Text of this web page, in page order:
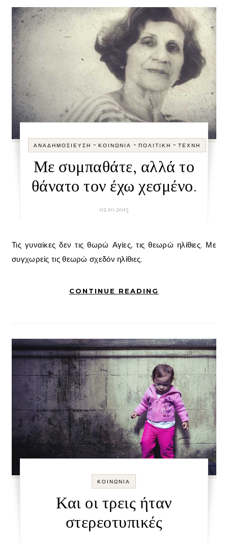
ΑΝΑΔΗΜΟΣΊΕΥΣΗ -ΚΟΙΝΩΝΊΑ -ΠΟΛΙΤΙΚΉ -ΤΈΧΝΗ
Με συμπαθάτε, αλλά το
θάνατο τον έχω χεσμένο.
02.10.2015
Τις γυναίκες δεν τις θωρώ Αγίες, τις θεωρώ ηλίθιες. Με
συγχωρείς τις θεωρώ σχεδόν ηλίθιες.
CONTINUE READING
ΚΟΙΝΩΝΊΑ
Και οι τρεις ήταν
στερεοτυπικές